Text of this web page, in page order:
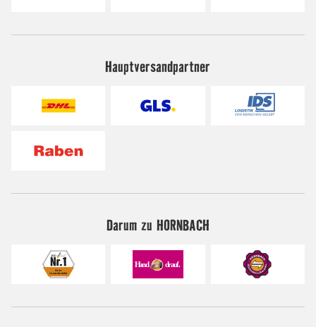
Hauptversandpartner
Darum zu HORNBACH